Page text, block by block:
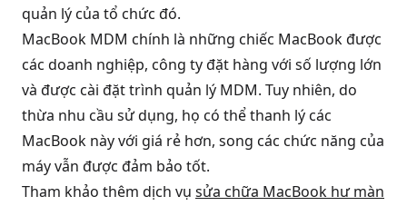
quản lý của tổ chức đó.
MacBook MDM chính là những chiếc MacBook được
các doanh nghiệp, công ty đặt hàng với số lượng lớn
và được cài đặt trình quản lý MDM. Tuy nhiên, do
thừa nhu cầu sử dụng, họ có thể thanh lý các
MacBook này với giá rẻ hơn, song các chức năng của
máy vẫn được đảm bảo tốt.
Tham khảo thêm dịch vụ sửa chữa MacBook hư màn